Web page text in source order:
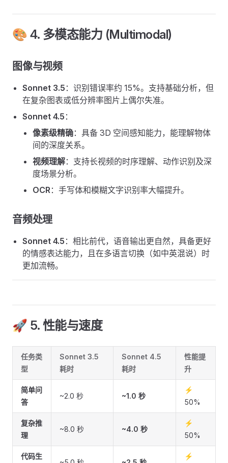
🎨 4. 多模态能力 (Multimodal)
图像与视频
Sonnet 3.5 ：识别错误率约 15%。支持基础分析，但
在复杂图表或低分辨率图片上偶尔失准。
Sonnet 4.5 ：
像素级精确：具备 3D 空间感知能力，能理解物体
间的深度关系。
视频理解：支持长视频的时序理解、动作识别及深
度场景分析。
OCR：手写体和模糊文字识别率大幅提升。
音频处理
Sonnet 4.5 ：相比前代，语音输出更自然，具备更好
的情感表达能力，且在多语言切换（如中英混说）时
更加流畅。
🚀 5. 性能与速度
任务类
型
Sonnet 3.5
耗时
Sonnet 4.5
耗时
性能提
升
简单问
答
~2.0 秒 ~1.0 秒
⚡️
50%
复杂推
理
~8.0 秒 ~4.0 秒
⚡️
50%
代码生 ⚡️